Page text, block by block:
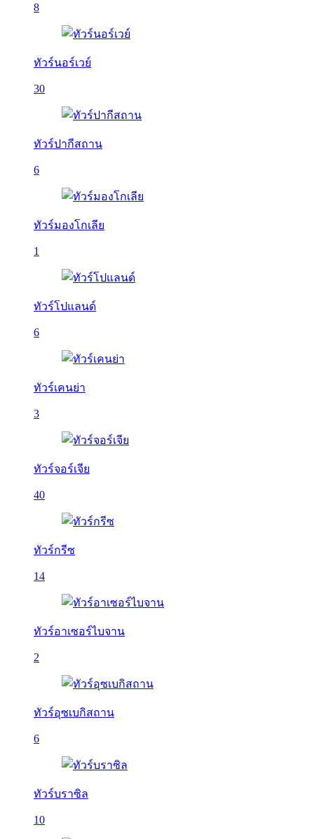
8
ทัวร์นอร์เวย์
30
ทัวร์ปากีสถาน
6
ทัวร์มองโกเลีย
1
ทัวร์โปแลนด์
6
ทัวร์เคนย่า
3
ทัวร์จอร์เจีย
40
ทัวร์กรีซ
14
ทัวร์อาเซอร์ไบจาน
2
ทัวร์อุซเบกิสถาน
6
ทัวร์บราซิล
10